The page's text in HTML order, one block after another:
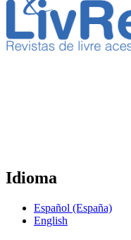
Idioma
Español (España)
English